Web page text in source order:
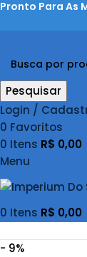
Pronto Para As
Pesquisar
Login /
0 Favoritos
0 Itens R$ 0,00
Menu
0 Itens R$ 0,00
- 9%